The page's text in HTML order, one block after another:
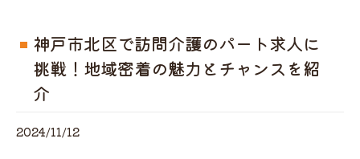
神戸市北区で訪問介護のパート求人に
挑戦！地域密着の魅力とチャンスを紹
介
2024/11/12